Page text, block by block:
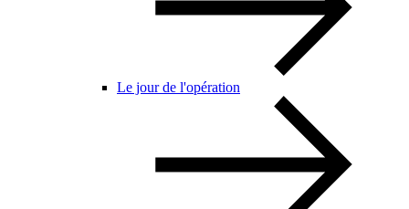
Le jour de l'opération